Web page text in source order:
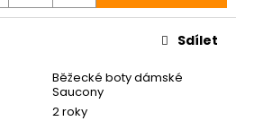
Běžecké boty dámské
Saucony
2 roky
Sdílet